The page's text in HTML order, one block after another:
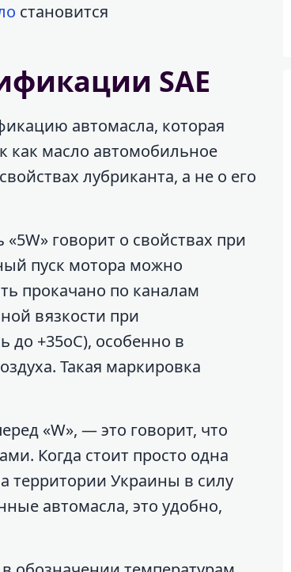
становится
SAE
автомасла, которая
как масло автомобильное
лубриканта, а не о его
говорит о свойствах при
пуск мотора можно
прокачано по каналам
вязкости при
до +35оС), особенно в
Такая маркировка
«W», — это говорит, что
Когда стоит просто одна
территории Украины в силу
автомасла, это удобно,